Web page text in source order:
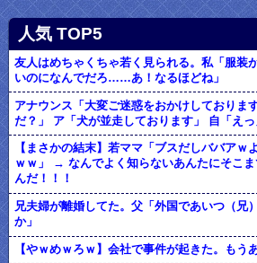
人気 TOP5
友人はめちゃくちゃ若く見られる。私「服装
いのになんでだろ……あ！なるほどね」
アナウンス「大変ご迷惑をおかけしておりま
だ？」 ア「犬が並走しております」 自「えっ
【まさかの結末】若ママ「ブスだしババアｗ
ｗｗ」 → なんでよく知らないあんたにそこ
んだ！！！
兄夫婦が離婚してた。父「外国であいつ（兄
か」
【やｗめｗろｗ】会社で事件が起きた。も